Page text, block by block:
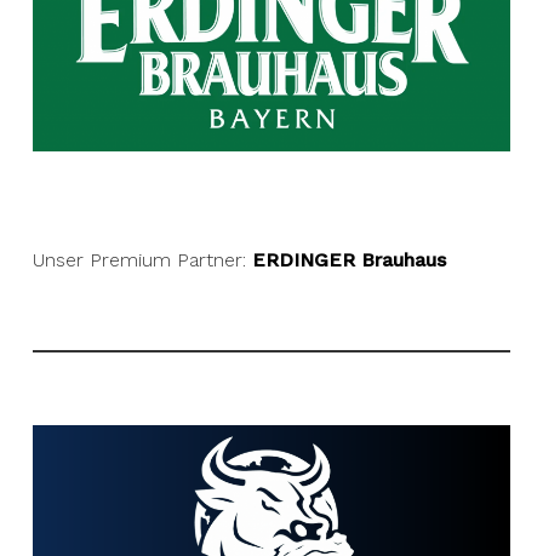
Unser Premium Partner: ERDINGER Brauhaus